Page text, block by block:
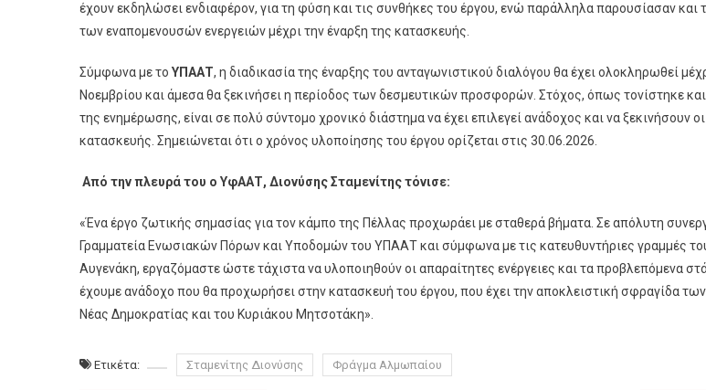
έχουν εκδηλώσει ενδιαφέρον, για τη φύση και τις συνθήκες του έργου, ενώ παράλληλα παρουσίασαν και
των εναπομενουσών ενεργειών μέχρι την έναρξη της κατασκευής.
Σύμφωνα με το ΥΠΑΑΤ, η διαδικασία της έναρξης του ανταγωνιστικού διαλόγου θα έχει ολοκληρωθεί
Νοεμβρίου και άμεσα θα ξεκινήσει η περίοδος των δεσμευτικών προσφορών. Στόχος, όπως τονίστηκε και
της ενημέρωσης, είναι σε πολύ σύντομο χρονικό διάστημα να έχει επιλεγεί ανάδοχος και να ξεκινήσουν
κατασκευής. Σημειώνεται ότι ο χρόνος υλοποίησης του έργου ορίζεται στις 30.06.2026.
Από την πλευρά του ο ΥφΑΑΤ, Διονύσης Σταμενίτης τόνισε:
«Ένα έργο ζωτικής σημασίας για τον κάμπο της Πέλλας προχωράει με σταθερά βήματα. Σε απόλυτη
Γραμματεία Ενωσιακών Πόρων και Υποδομών του ΥΠΑΑΤ και σύμφωνα με τις κατευθυντήριες γραμμές
Αυγενάκη, εργαζόμαστε ώστε τάχιστα να υλοποιηθούν οι απαραίτητες ενέργειες και τα προβλεπόμενα
έχουμε ανάδοχο που θα προχωρήσει στην κατασκευή του έργου, που έχει την αποκλειστική σφραγίδα
Νέας Δημοκρατίας και του Κυριάκου Μητσοτάκη».
Ετικέτα: Σταμενίτης Διονύσης Φράγμα Αλμωπαίου